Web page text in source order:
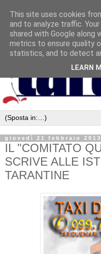
giovedì 21 febbraio 2013
IL "COMITATO
SCRIVE ALLE
TARANTINE
This site uses cookies
and to analyze traffic.
shared with Google along
metrics to ensure quality
statistics, and to detect
LEARN